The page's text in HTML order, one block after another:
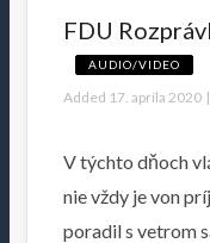
FDU
AUDIO/VIDEO
Added 17. apríla 2020 |
V týchto dňoch
nie vždy je von
poradil s vetrom